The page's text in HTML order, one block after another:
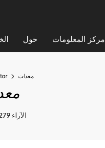
حول مركز المعلومات
معدات
279 الآراء